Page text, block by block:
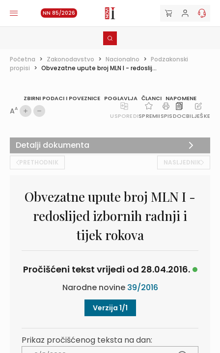
NN 85/2026
Početna > Zakonodavstvo > Nacionalno > Podzakonski
propisi > Obvezatne upute broj MLN I - redoslij...
ZBIRNI PODACI I POVEZNICE POGLAVLJA ČLANCI NAPOMENE
AA
USPOREDISPREMIISPISDOCBILJEŠKE
PRETHODNIK NASLJEDNIK
Obvezatne upute broj MLN I -
redoslijed izbornih radnji i
tijek rokova
Pročišćeni tekst vrijedi od 28.04.2016.
Narodne novine 39/2016
Verzija 1/1
Prikaz pročišćenog teksta na dan:
Detalji dokumenta